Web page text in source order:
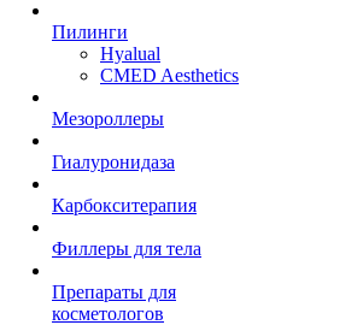
Пилинги
Hyalual
CMED Aesthetics
Мезороллеры
Гиалуронидаза
Карбокситерапия
Филлеры для тела
Препараты для
косметологов